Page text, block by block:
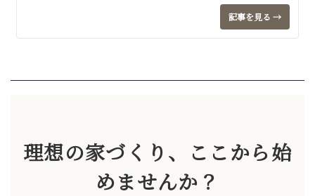
記事を見る →
理想の家づくり、ここから始
めませんか？